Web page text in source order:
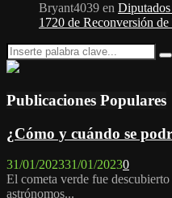
Bryant4039 en
1720 de Reconversión de
Search
for:
Publicaciones Populares
¿Cómo y cuándo se
31/01/202331/01/20230
El cometa verde fue
astrónomos...